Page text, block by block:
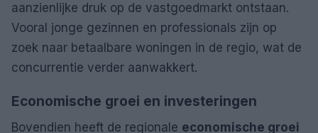
aanzienlijke druk op de vastgoedmarkt ontstaan.
Vooral jonge gezinnen en professionals zijn op
zoek naar betaalbare woningen in de regio, wat de
concurrentie verder aanwakkert.
Economische groei en investeringen
Bovendien heeft de regionale economische groei